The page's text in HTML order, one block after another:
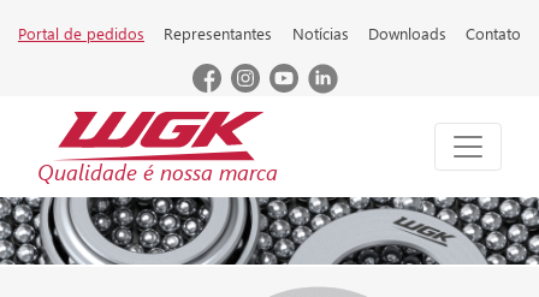
Portal de pedidos Representantes Notícias Downloads Contato
Qualidade é nossa marca